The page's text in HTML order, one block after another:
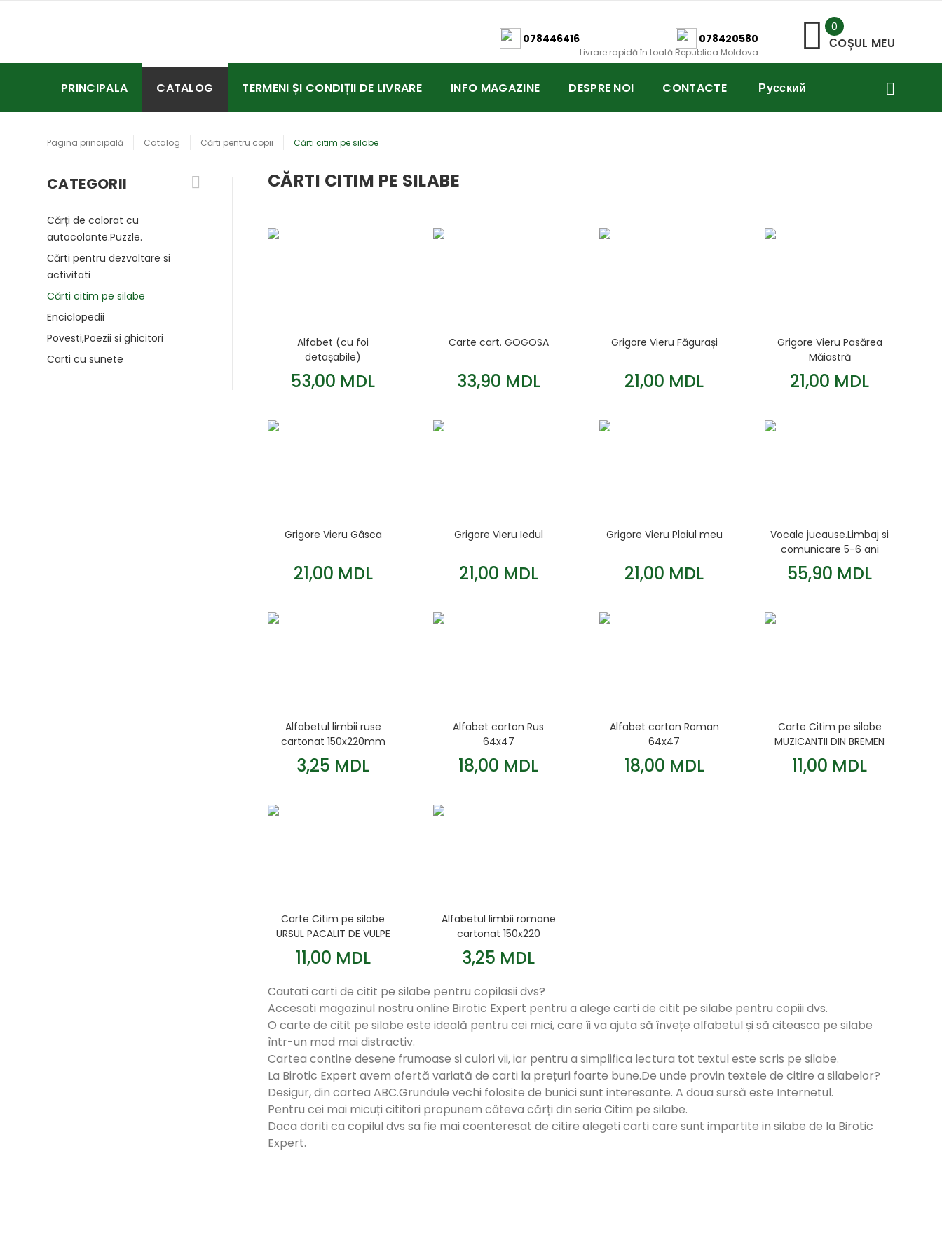
078446416 078420580
Livrare rapidă în toată Republica Moldova
0
СOȘUL MEU
PRINCIPALA CATALOG TERMENI ȘI CONDIȚII DE LIVRARE INFO MAGAZINE DESPRE NOI CONTACTE Русский
Pagina principală Catalog Cărti pentru copii Cărti citim pe silabe
CATEGORII
Cărți de colorat cu
autocolante.Puzzle.
Сărti pentru dezvoltare si
activitati
Cărti citim pe silabe
Enciclopedii
Povesti,Poezii si ghicitori
Carti cu sunete
CĂRTI CITIM PE SILABE
Alfabet (cu foi
detașabile)
53,00 MDL
Carte cart. GOGOSA
33,90 MDL
Grigore Vieru Făgurași
21,00 MDL
Grigore Vieru Pasărea
Măiastră
21,00 MDL
Grigore Vieru Gâsca
21,00 MDL
Grigore Vieru Iedul
21,00 MDL
Grigore Vieru Plaiul meu
21,00 MDL
Vocale jucause.Limbaj si
comunicare 5-6 ani
55,90 MDL
Alfabetul limbii ruse
cartonat 150x220mm
3,25 MDL
Alfabet carton Rus
64x47
18,00 MDL
Alfabet carton Roman
64x47
18,00 MDL
Carte Citim pe silabe
MUZICANTII DIN BREMEN
11,00 MDL
Carte Citim pe silabe
URSUL PACALIT DE VULPE
11,00 MDL
Alfabetul limbii romane
cartonat 150x220
3,25 MDL
Cautati carti de citit pe silabe pentru copilasii dvs?
Accesati magazinul nostru online Birotic Expert pentru a alege carti de citit pe silabe pentru copiii dvs.
O carte de citit pe silabe este ideală pentru cei mici, care îi va ajuta să învețe alfabetul și să citeasca pe silabe
într-un mod mai distractiv.
Cartea contine desene frumoase si culori vii, iar pentru a simplifica lectura tot textul este scris pe silabe.
La Birotic Expert avem ofertă variată de carti la prețuri foarte bune.De unde provin textele de citire a silabelor?
Desigur, din cartea ABC.Grundule vechi folosite de bunici sunt interesante. A doua sursă este Internetul.
Pentru cei mai micuți cititori propunem câteva cărți din seria Citim pe silabe.
Daca doriti ca copilul dvs sa fie mai coenteresat de citire alegeti carti care sunt impartite in silabe de la Birotic
Expert.